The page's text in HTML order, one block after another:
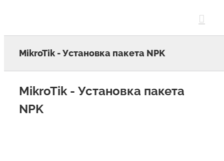
MikroTik - Установка пакета NPK
MikroTik - Установка пакета
NPK